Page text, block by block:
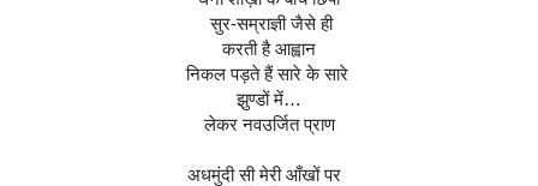
सुर-सम्राज्ञी जैसे ही
करती है आह्वान
निकल पड़ते हैं सारे के सारे
झुण्डों में…
लेकर नवउर्जित प्राण
अधमुंदी सी मेरी आँखों पर